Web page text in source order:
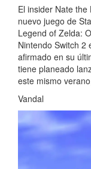
El insider Nate
nuevo juego de
Legend of Zelda:
Nintendo Switch 2
afirmado en su
tiene planeado
este mismo
Vandal